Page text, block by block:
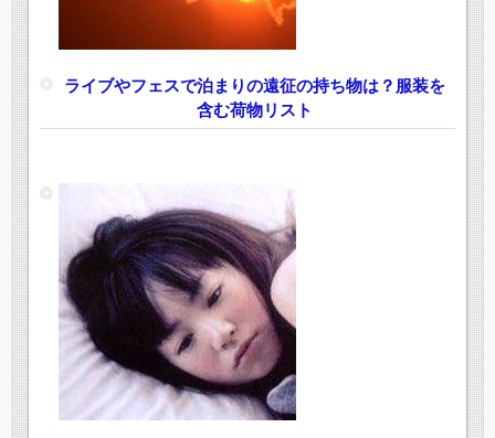
ライブやフェスで泊まりの遠征の持ち物は？服装を
含む荷物リスト